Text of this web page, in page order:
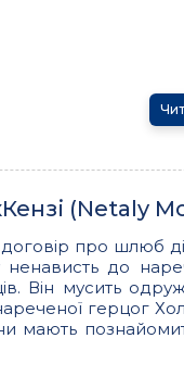
(Netaly
договір про шлюб
до
Він мусить
герцог
мають